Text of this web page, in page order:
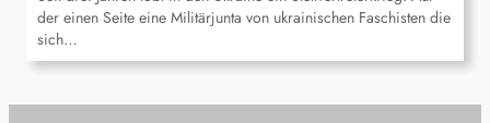
der einen Seite eine Militärjunta von ukrainischen Faschisten die
sich…